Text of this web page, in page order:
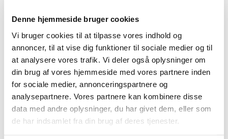
Denne hjemmeside bruger cookies
Vi bruger cookies til at tilpasse vores indhold og
annoncer, til at vise dig funktioner til sociale medier og til
at analysere vores trafik. Vi deler også oplysninger om
din brug af vores hjemmeside med vores partnere inden
for sociale medier, annonceringspartnere og
analysepartnere. Vores partnere kan kombinere disse
data med andre oplysninger, du har givet dem, eller som
de har indsamlet fra din brug af deres tjenester.
Ester & Erik 32 cm.
Ester & Erik 42 cm.
LED lys
LED stagelys
30 cm.
40 cm.
LED bloklys